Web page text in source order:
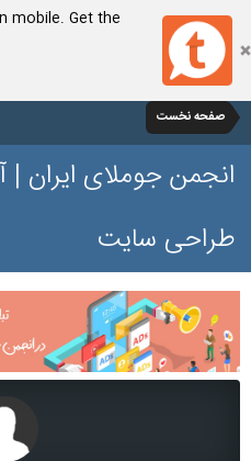
mobile. Get the
صفحه نخست
انجمن جوملای ایران
طراحی سایت